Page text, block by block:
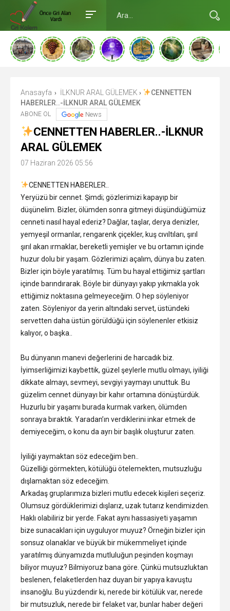
Anasayfa › İLKNUR ARAL GÜLEMEK ›
CENNETTEN
HABERLER..-İLKNUR ARAL GÜLEMEK
ABONE OL News
CENNETTEN HABERLER..-İLKNUR
ARAL GÜLEMEK
07 Haziran 2026 05:56
CENNETTEN HABERLER..
Yeryüzü bir cennet. Şimdi; gözlerimizi kapayıp bir
düşünelim. Bizler, ölümden sonra gitmeyi düşündüğümüz
cenneti nasıl hayal ederiz? Dağlar, taşlar, derya denizler,
yemyeşil ormanlar, rengarenk çiçekler, kuş cıvıltıları, şırıl
şırıl akan ırmaklar, bereketli yemişler ve bu ortamın içinde
huzur dolu bir yaşam. Gözlerimizi açalım, dünya bu zaten.
Bizler için böyle yaratılmış. Tüm bu hayal ettiğimiz şartları
içinde barındırarak. Böyle bir dünyayı yakıp yıkmakla yok
ettiğimiz noktasına gelmeyeceğim. O hep söyleniyor
zaten. Söyleniyor da yerin altındaki servet, üstündeki
servetten daha üstün görüldüğü için söylenenler etkisiz
kalıyor, o başka..
Bu dünyanın manevi değerlerini de harcadık biz.
İyimserliğimizi kaybettik, güzel şeylerle mutlu olmayı, iyiliği
dikkate almayı, sevmeyi, sevgiyi yaymayı unuttuk. Bu
güzelim cennet dünyayı bir kahır ortamına dönüştürdük.
Huzurlu bir yaşamı burada kurmak varken, ölümden
sonraya bıraktık. Yaradan’ın verdiklerini inkar etmek de
demiyeceğim, o konu da ayrı bir başlık oluşturur zaten.
İyiliği yaymaktan söz edeceğim ben..
Güzelliği görmekten, kötülüğü ötelemekten, mutsuzluğu
dışlamaktan söz edeceğim.
Arkadaş gruplarımıza bizleri mutlu edecek kişileri seçeriz.
Olumsuz gördüklerimizi dışlarız, uzak tutarız kendimizden.
Haklı olabiliriz bir yerde. Fakat aynı hassasiyeti yaşamın
bize sunacakları için uyguluyor muyuz? Örneğin bizler için
sonsuz olanaklar ve büyük bir mükemmeliyet içinde
yaratılmış dünyamızda mutluluğun peşinden koşmayı
biliyor muyuz? Bilmiyoruz bana göre. Çünkü mutsuzluktan
beslenen, felaketlerden haz duyan bir yapıya kavuştu
insanoğlu. Bu yüzdendir ki, nerede bir kötülük var, nerede
bir mutsuzluk, nerede bir felaket var, bunlar haber değeri